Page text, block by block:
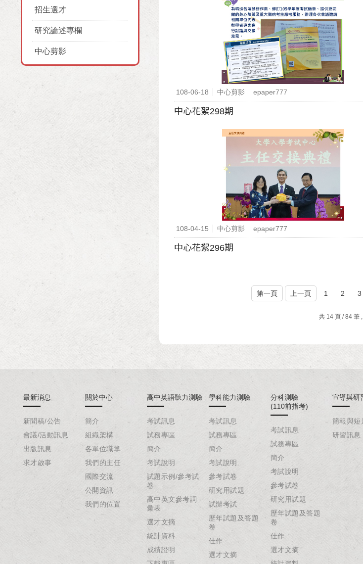
招生選才
研究論述專欄
中心剪影
108-06-18 中心剪影 epaper777
中心花絮298期
108-04-15 中心剪影 epaper777
中心花絮296期
第一頁 上一頁 1 2 3
共 14 頁 / 84 筆
最新消息
新聞稿/公告
會議/活動訊息
出版訊息
求才啟事
關於中心
簡介
組織架構
各單位職掌
我們的主任
國際交流
公開資訊
我們的位置
高中英語聽力測驗
考試訊息
試務專區
簡介
考試說明
試題示例/參考試
卷
高中英文參考詞
彙表
選才文摘
統計資料
成績證明
學科能力測驗
考試訊息
試務專區
簡介
考試說明
參考試卷
研究用試題
試辦考試
歷年試題及答題
卷
佳作
選才文摘
分科測驗
(110前指考)
考試訊息
試務專區
簡介
考試說明
參考試卷
研究用試題
歷年試題及答題
卷
佳作
選才文摘
宣導與研
簡報與短
研習訊息